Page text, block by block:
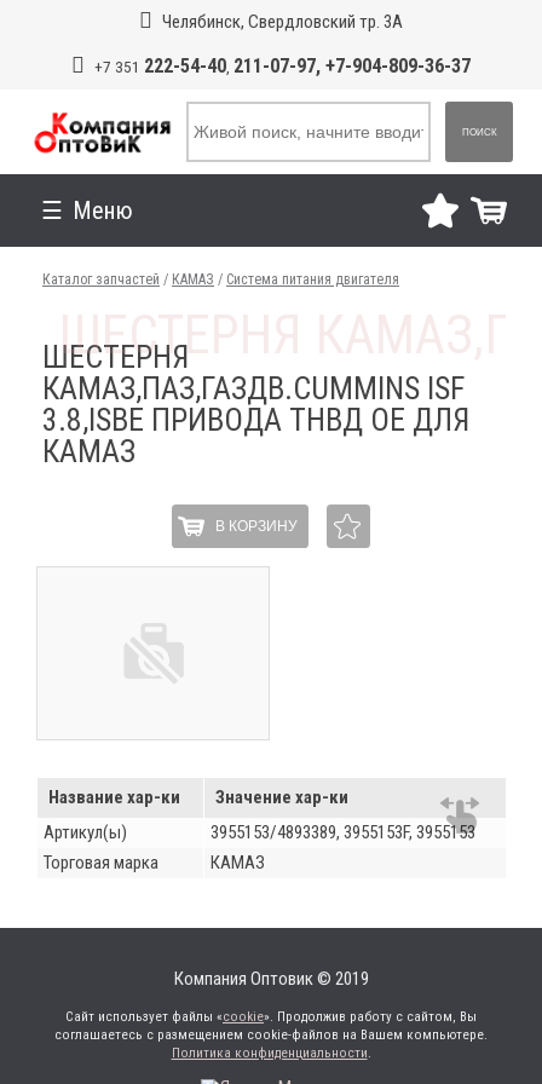
Челябинск, Свердловский тр. 3А
+7 351 222-54-40, 211-07-97, +7-904-809-36-37
ПОИСК
Меню
Каталог запчастей / КАМАЗ / Система питания двигателя
ШЕСТЕРНЯ
КАМАЗ,ПАЗ,ГАЗДВ.CUMMINS ISF
3.8,ISBE ПРИВОДА ТНВД OE ДЛЯ
КАМАЗ
В КОРЗИНУ
Название хар-ки
Значение хар-ки
Артикул(ы)
3955153/4893389, 3955153F, 3955153
Торговая марка
КАМАЗ
Компания Оптовик © 2019
Сайт использует файлы «cookie». Продолжив работу с сайтом, Вы
соглашаетесь с размещением cookie-файлов на Вашем компьютере.
Политика конфиденциальности.